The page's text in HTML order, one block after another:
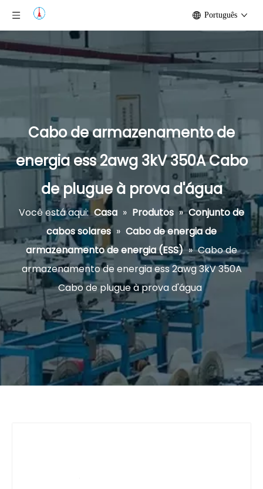
Português
Cabo de armazenamento de
energia ess 2awg 3kV 350A Cabo
de plugue à prova d'água
Você está aqui: Casa » Produtos » Conjunto de
cabos solares » Cabo de energia de
armazenamento de energia (ESS) » Cabo de
armazenamento de energia ess 2awg 3kV 350A
Cabo de plugue à prova d'água